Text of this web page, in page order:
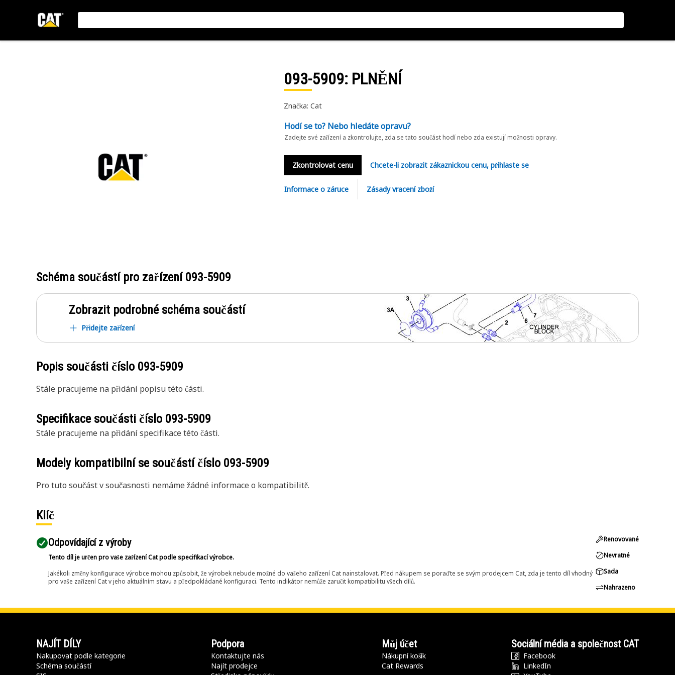
093-5909: PLNĚNÍ
Značka: Cat
Hodí se to? Nebo hledáte opravu?
Zadejte své zařízení a zkontrolujte, zda se tato součást hodí nebo zda existují možnosti opravy.
Zkontrolovat cenu Chcete-li zobrazit zákaznickou cenu, přihlaste se
Informace o záruce Zásady vracení zboží
Schéma součástí pro zařízení093-5909
Zobrazit podrobné schéma součástí
Přidejte zařízení
Popis součásti číslo 093-5909
Stále pracujeme na přidání popisu této části.
Specifikace součásti číslo 093-5909
Stále pracujeme na přidání specifikace této části.
Modely kompatibilní se součástí číslo 093-5909
Pro tuto součást v současnosti nemáme žádné informace o kompatibilitě.
Klíč
Odpovídající z výroby
Tento díl je určen pro vaše zařízení Cat podle specifikací výrobce.
Jakékoli změny konfigurace výrobce mohou způsobit, že výrobek nebude možné do vašeho zařízení Cat nainstalovat. Před nákupem se poraďte se svým prodejcem Cat, zda je tento díl vhodný
pro vaše zařízení Cat v jeho aktuálním stavu a předpokládané konfiguraci. Tento indikátor nemůže zaručit kompatibilitu všech dílů.
Renovované
Nevratné
Sada
Nahrazeno
NAJÍT DÍLY
Nakupovat podle kategorie
Schéma součástí
Podpora
Kontaktujte nás
Najít prodejce
Můj účet
Nákupní košík
Cat Rewards
Sociální média a společnost CAT
Facebook
LinkedIn